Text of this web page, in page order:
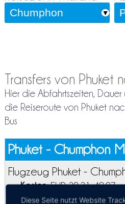
Transfers von Phuket
Hier die Abfahrtszeiten,
die Reiseroute von Phuket
Bus
Phuket - Chumphon
Flugzeug Phuket -
Kosten:EUR 29.21–40.97
Diese Seite nutzt Website